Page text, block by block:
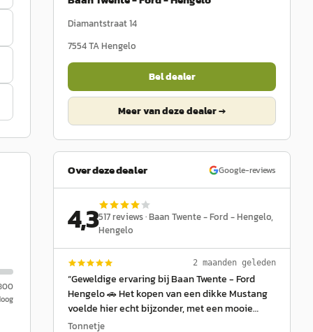
Diamantstraat 14
7554 TAHengelo
Bel dealer
Meer van deze dealer →
Over deze dealer Google-reviews
4,3517reviews ·Baan Twente - Ford - Hengelo,
Hengelo
2 maanden geleden
“Geweldige ervaring bij Baan Twente - Ford
Hengelo 🚗 Het kopen van een dikke Mustang
voelde hier echt bijzonder, met een mooie
aflevering en professionele begeleiding tijdens
Tonnetje